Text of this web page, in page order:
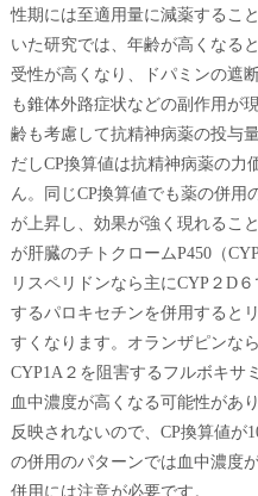
性期には至適用量に減薬するこ
いた研究では、年齢が高くなる
受性が高くなり、ドパミンの遮
も錐体外路症状などの副作用が
齢も考慮して抗精神病薬の投与
だしCP換算値は抗精神病薬の力
ん。同じCP換算値でも薬の併用
が上昇し、効果が強く現れるこ
が肝臓のチトクロームP450（
リスペリドンなら主にCYP２D
するパロキセチンを併用すると
すくなります。オランザピンな
CYP1A２を阻害するフルボキサ
血中濃度が高くなる可能性があ
反映されないので、CP換算値が
の併用のパターンでは血中濃度
併用には注意が必要です。